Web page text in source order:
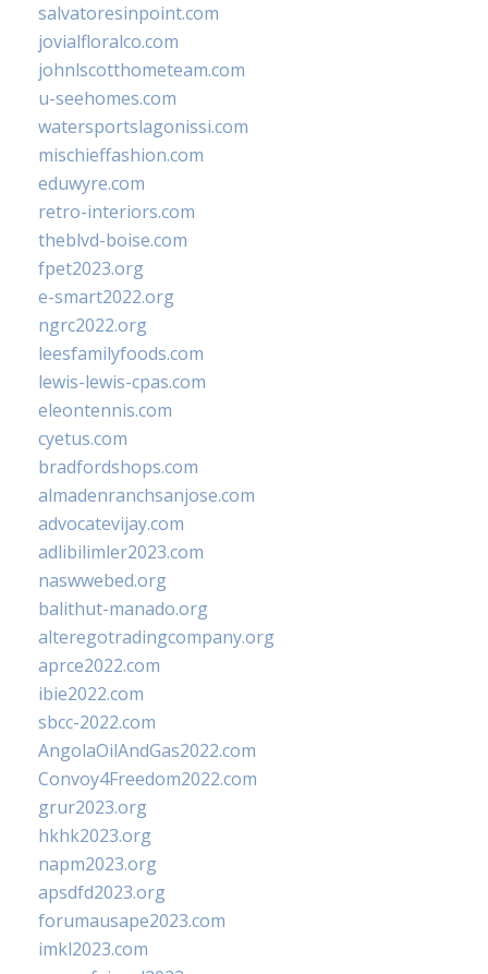
salvatoresinpoint.com
jovialfloralco.com
johnlscotthometeam.com
u-seehomes.com
watersportslagonissi.com
mischieffashion.com
eduwyre.com
retro-interiors.com
theblvd-boise.com
fpet2023.org
e-smart2022.org
ngrc2022.org
leesfamilyfoods.com
lewis-lewis-cpas.com
eleontennis.com
cyetus.com
bradfordshops.com
almadenranchsanjose.com
advocatevijay.com
adlibilimler2023.com
naswwebed.org
balithut-manado.org
alteregotradingcompany.org
aprce2022.com
ibie2022.com
sbcc-2022.com
AngolaOilAndGas2022.com
Convoy4Freedom2022.com
grur2023.org
hkhk2023.org
napm2023.org
apsdfd2023.org
forumausape2023.com
imkl2023.com